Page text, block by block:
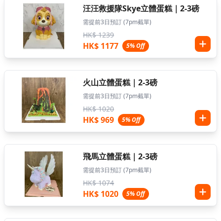
汪汪救援隊Skye立體蛋糕｜2-3磅
需提前3日預訂 (7pm截單)
HK$ 1239
HK$ 1177 5% Off
火山立體蛋糕｜2-3磅
需提前3日預訂 (7pm截單)
HK$ 1020
HK$ 969 5% Off
飛馬立體蛋糕｜2-3磅
需提前3日預訂 (7pm截單)
HK$ 1074
HK$ 1020 5% Off